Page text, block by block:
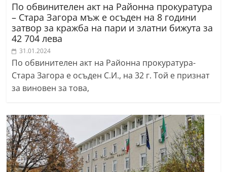
По обвинителен акт на Районна прокуратура
– Стара Загора мъж е осъден на 8 години
затвор за кражба на пари и златни бижута за
42 704 лева
31.01.2024
По обвинителен акт на Районна прокуратура-
Стара Загора е осъден С.И., на 32 г. Той e признат
за виновен за това,